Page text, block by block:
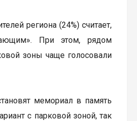
региона (24%) считает,
При этом, рядом
зоны чаще голосовали
мемориал в память
с парковой зоной, так